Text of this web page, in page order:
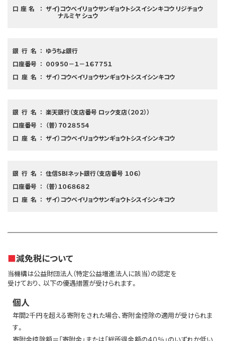
口座名
ザイ)コウベイリョウサンギョウトシスイシンキコウ リジチョウ
ナルミヤ シュウ
銀行名
ゆうちょ銀行
口座番号
００９５０－１－１６７７５１
口座名
ザイ）コウベイリョウサンギョウトシスイシンキコウ
銀行名
楽天銀行（支店番号 ロック支店（２０２））
口座番号
（普）７０２８５５４
口座名
ザイ）コウベイリョウサンギョウトシスイシンキコウ
銀行名
住信SBIネット銀行（支店番号 １０６）
口座番号
（普）１０６８６８２
口座名
ザイ）コウベイリョウサンギョウトシスイシンキコウ
減免税について
当機構は公益財団法人（特定公益増進法人に該当）の認定を
受けており、 以下の優遇措置が受けられます。
個人
年間2千円を超える寄附をされた場合、寄附金控除の適用が受けられま
す。